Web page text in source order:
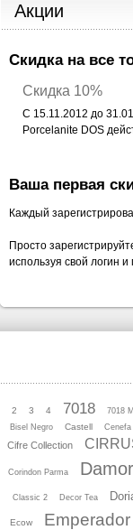
Акции
Скидка на все
Скидка 10%
С 15.11.2012 до
Porcelanite DOS
Ваша первая
Каждый
Просто
используя свой логин
2 3 4 7018 7018
Bisel Negro
Castell Cenefa
Cifre Collection
Corindon Parma
Classic 2 Decor Tea
Ecow Emperador